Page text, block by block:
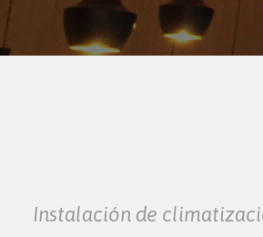
Instalación de